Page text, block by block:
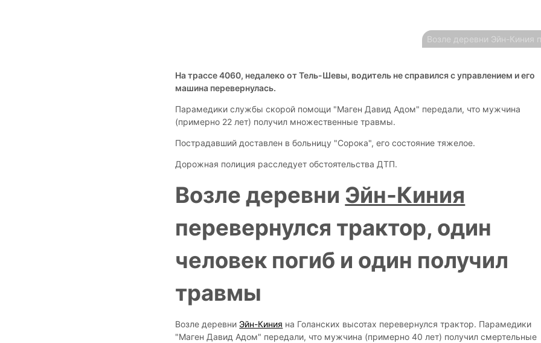
Возле деревни Эйн-Киния
На трассе 4060, недалеко от Тель-Шевы, водитель не справился с управлением и его
машина перевернулась.
Парамедики службы скорой помощи "Маген Давид Адом" передали, что мужчина
(примерно 22 лет) получил множественные травмы.
Пострадавший доставлен в больницу "Сорока", его состояние тяжелое.
Дорожная полиция расследует обстоятельства ДТП.
Возле деревни Эйн-Киния
перевернулся трактор, один
человек погиб и один получил
травмы
Возле деревни Эйн-Киния на Голанских высотах перевернулся трактор. Парамедики
"Маген Давид Адом" передали, что мужчина (примерно 40 лет) получил смертельные